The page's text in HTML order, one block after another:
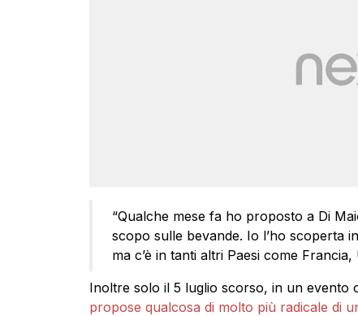
“Qualche mese fa ho proposto a Di
scopo sulle bevande. Io l’ho scoperta
ma c’è in tanti altri Paesi come
Inoltre solo il 5 luglio scorso, in un evento
propose qualcosa di molto più radicale di